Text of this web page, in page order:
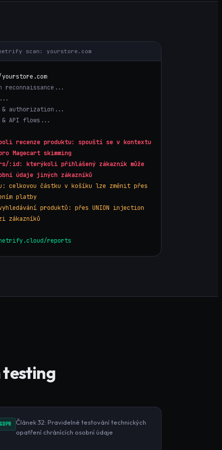
scan: yourstore.com
yourstore.com
& authorization...
& API flows...
recenze produktu: spouští se v kontextu
Magecart skimming
:id: kterýkoli přihlášený zákazník může
údaje jiných zákazníků
celkovou částku v košíku lze změnit přes
platby
produktů: přes UNION injection
zákazníků
reports
GDPR
Článek 32: Pravidelné testování technických
opatření chránících osobní údaje